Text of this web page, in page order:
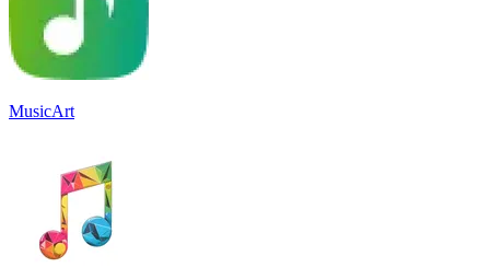
MusicArt